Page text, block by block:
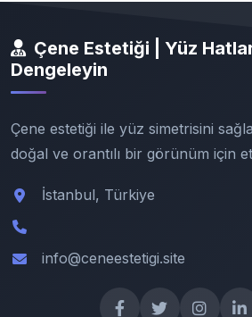
Çene Estetiği | Yüz
Dengeleyin
Çene estetiği ile yüz simetrisini
doğal ve orantılı bir görünüm için
İstanbul, Türkiye
info@ceneestetigi.site